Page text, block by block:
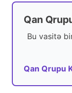
Qan
Bu vasitə
Qan Qrupu